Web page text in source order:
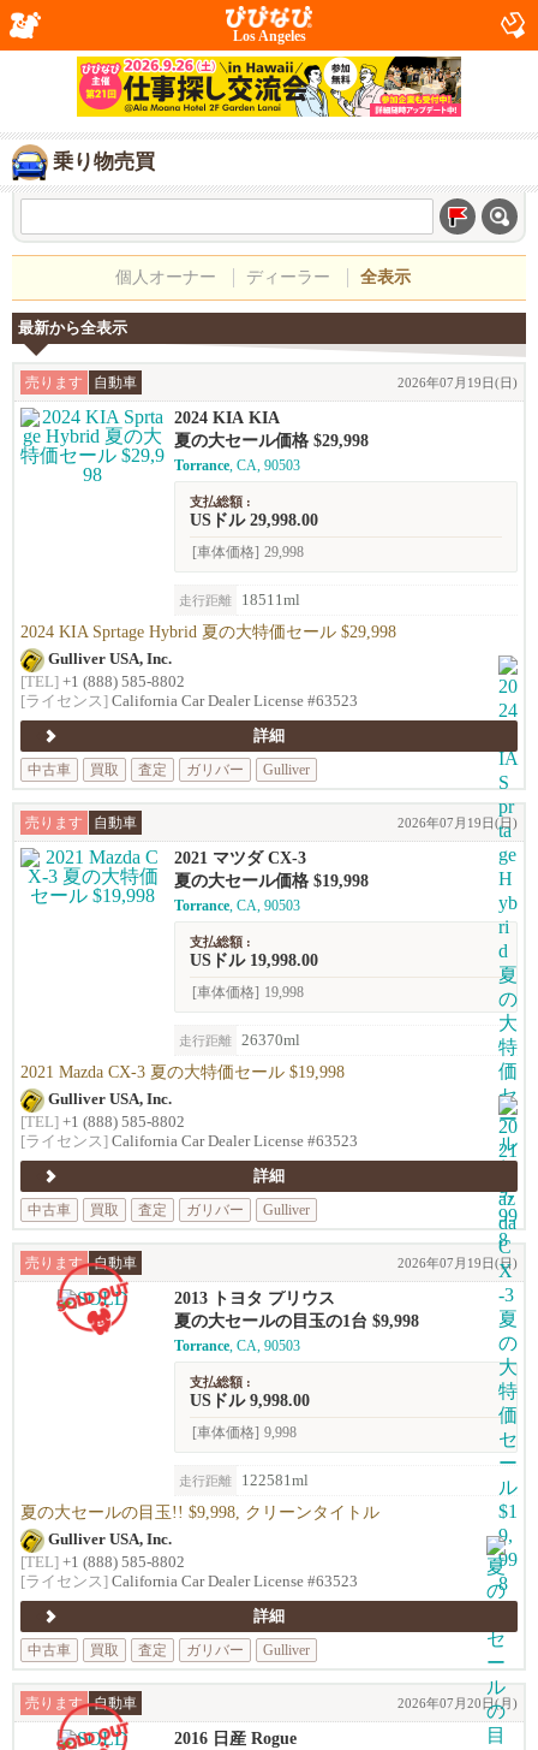
Los Angeles
乗り物売買
個人オーナー ディーラー 全表示
最新から全表示
売ります 自動車 2026年07月19日(日)
2024 KIA KIA
夏の大セール価格 $29,998
Torrance, CA, 90503
支払総額 :
USドル 29,998.00
[車体価格] 29,998
走行距離 18511ml
2024 KIA Sprtage Hybrid 夏の大特価セール $29,998
Gulliver USA, Inc.
[TEL] +1 (888) 585-8802
[ライセンス] California Car Dealer License #63523
詳細
中古車
買取 査定 ガリバー Gulliver
売ります 自動車 2026年07月19日(日)
2021 マツダ CX-3
夏の大セール価格 $19,998
Torrance, CA, 90503
支払総額 :
USドル 19,998.00
[車体価格] 19,998
走行距離 26370ml
2021 Mazda CX-3 夏の大特価セール $19,998
Gulliver USA, Inc.
[TEL] +1 (888) 585-8802
[ライセンス] California Car Dealer License #63523
詳細
中古車
買取 査定 ガリバー Gulliver
売ります 自動車 2026年07月19日(日)
2013 トヨタ プリウス
夏の大セールの目玉の1台 $9,998
Torrance, CA, 90503
支払総額 :
USドル 9,998.00
[車体価格] 9,998
走行距離 122581ml
夏の大セールの目玉!! $9,998, クリーンタイトル
Gulliver USA, Inc.
[TEL] +1 (888) 585-8802
[ライセンス] California Car Dealer License #63523
詳細
中古車
買取 査定 ガリバー Gulliver
売ります 自動車 2026年07月20日(月)
2016 日産 Rogue